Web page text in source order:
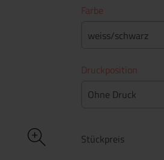
Farbe
weiss/schwarz
Druckposition
Ohne Druck
Stückpreis